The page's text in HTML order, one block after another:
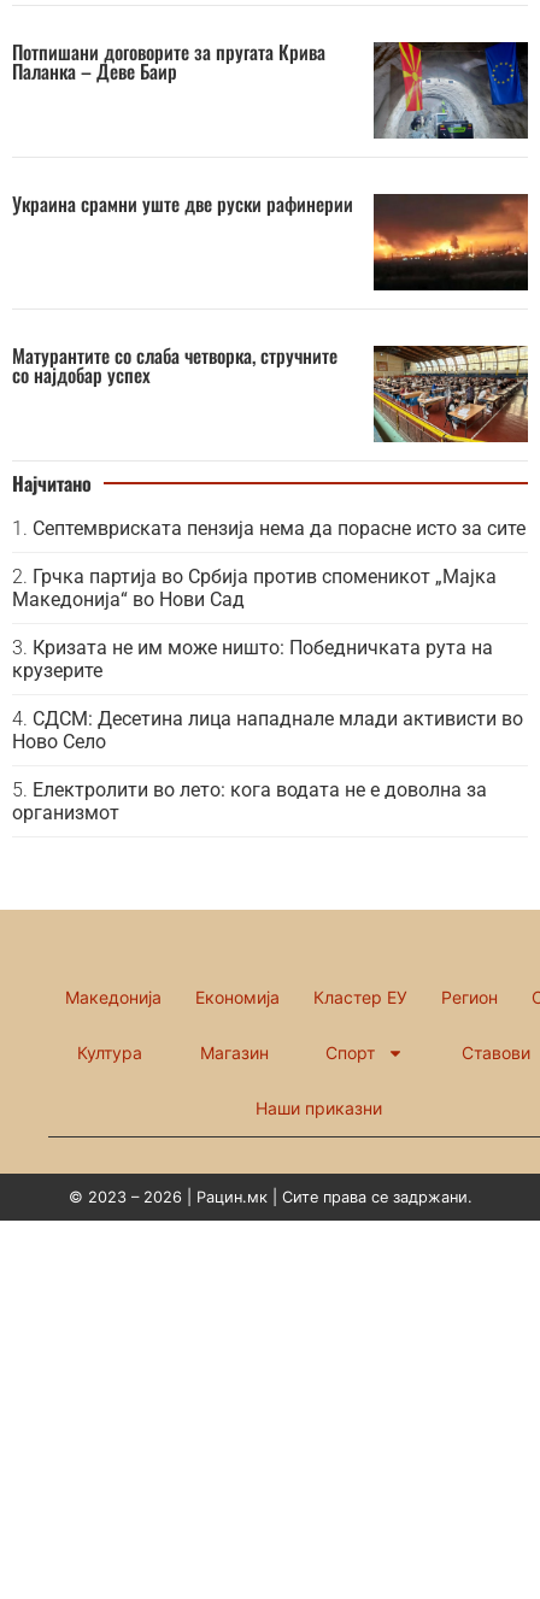
Потпишани договорите за пругата Крива
Паланка – Деве Баир
Украина срамни уште две руски рафинерии
Матурантите со слаба четворка, стручните
со најдобар успех
Најчитано
Септемвриската пензија нема да порасне исто за сите
Грчка партија во Србија против споменикот „Мајка
Македонија“ во Нови Сад
Кризата не им може ништо: Победничката рута на
крузерите
СДСМ: Десетина лица нападнале млади активисти во
Ново Село
Електролити во лето: кога водата не е доволна за
организмот
Македонија Економија Кластер ЕУ Регион
Култура Магазин Спорт Ставови
Наши приказни
© 2023 – 2026 | Рацин.мк | Сите права се задржани.